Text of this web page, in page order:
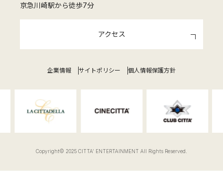
京急川崎駅から徒歩7分
アクセス
企業情報 サイトポリシー 個人情報保護方針
Copyright© 2025 CITTA' ENTERTAINMENT All Rights Reserved.